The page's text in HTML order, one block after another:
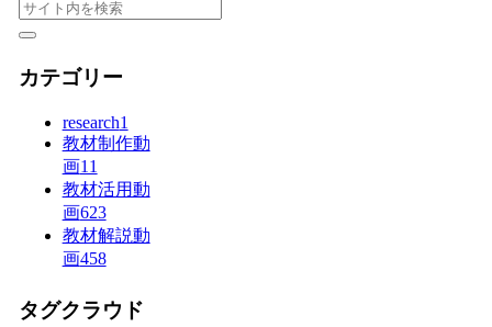
カテゴリー
research1
教材制作動
画11
教材活用動
画623
教材解説動
画458
タグクラウド